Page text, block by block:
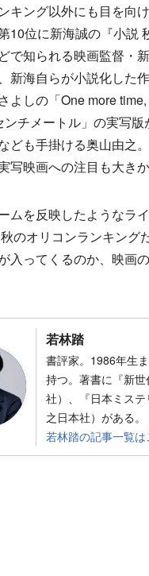
キング以外にも目を向
10位に新海誠の『小説
で知られる映画監督・
新海自らが小説化した
よしの「One more
ンチメートル」の実写
ども手掛ける奥山由之
写映画への注目も大き
ムを反映したようなラ
のオリコンランキング
入ってくるのか、映画
若林踏
書評家。1986年生
持つ。著書に『新
社）、『日本ミス
之日本社）がある。
若林踏の記事一覧